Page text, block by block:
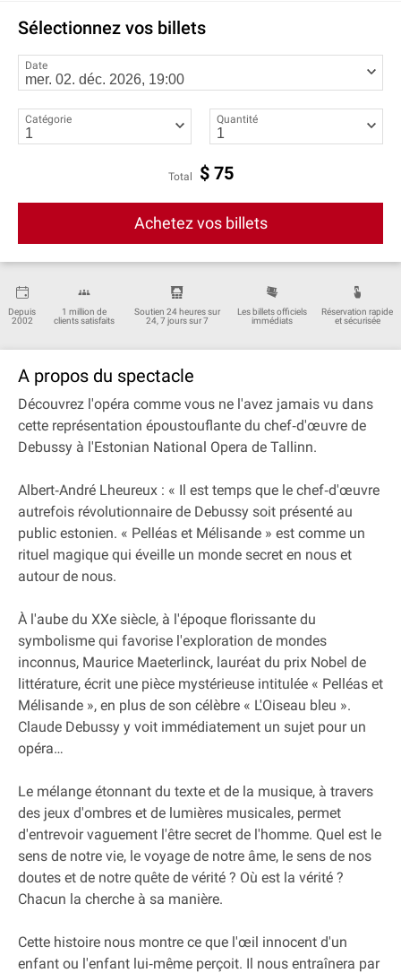
Sélectionnez vos billets
Date
Catégorie Quantité
Total $ 75
Achetez vos billets
Depuis
2002
1 million de
clients satisfaits
Soutien 24 heures sur
24, 7 jours sur 7
Les billets officiels
immédiats
Réservation rapide
et sécurisée
A propos du spectacle
Découvrez l'opéra comme vous ne l'avez jamais vu dans
cette représentation époustouflante du chef‐d'œuvre de
Debussy à l'Estonian National Opera de Tallinn.
Albert‐André Lheureux : « Il est temps que le chef‐d'œuvre
autrefois révolutionnaire de Debussy soit présenté au
public estonien. « Pelléas et Mélisande » est comme un
rituel magique qui éveille un monde secret en nous et
autour de nous.
À l'aube du XXe siècle, à l'époque florissante du
symbolisme qui favorise l'exploration de mondes
inconnus, Maurice Maeterlinck, lauréat du prix Nobel de
littérature, écrit une pièce mystérieuse intitulée « Pelléas et
Mélisande », en plus de son célèbre « L'Oiseau bleu ».
Claude Debussy y voit immédiatement un sujet pour un
opéra…
Le mélange étonnant du texte et de la musique, à travers
des jeux d'ombres et de lumières musicales, permet
d'entrevoir vaguement l'être secret de l'homme. Quel est le
sens de notre vie, le voyage de notre âme, le sens de nos
doutes et de notre quête de vérité ? Où est la vérité ?
Chacun la cherche à sa manière.
Cette histoire nous montre ce que l'œil innocent d'un
enfant ou l'enfant lui‐même perçoit. Il nous entraînera par